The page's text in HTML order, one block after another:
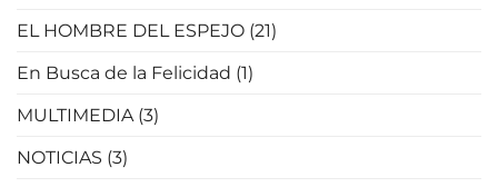
EL HOMBRE DEL ESPEJO (21)
En Busca de la Felicidad (1)
MULTIMEDIA (3)
NOTICIAS (3)